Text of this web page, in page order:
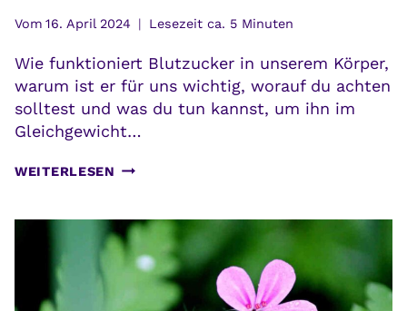
Vom 16. April 2024 Lesezeit ca. 5 Minuten
Wie funktioniert Blutzucker in unserem Körper,
warum ist er für uns wichtig, worauf du achten
solltest und was du tun kannst, um ihn im
Gleichgewicht…
WEITERLESEN BLUTZUCKER:
SO
WICHTIG
UNS